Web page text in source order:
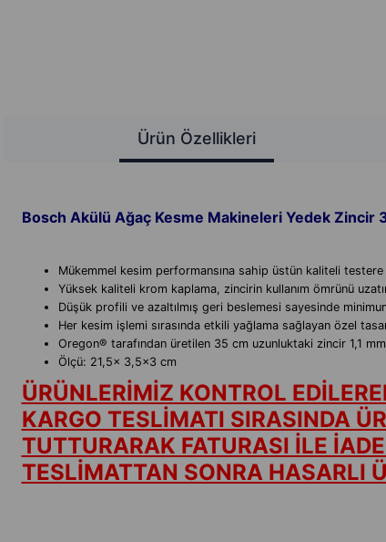
Ürün Özellikleri
Bosch Akülü Ağaç Kesme Makineleri Yedek Zincir
Mükemmel kesim performansına sahip üstün kaliteli testere
Yüksek kaliteli krom kaplama, zincirin kullanım ömrünü
Düşük profili ve azaltılmış geri beslemesi sayesinde
Her kesim işlemi sırasında etkili yağlama sağlayan özel
Oregon® tarafından üretilen 35 cm uzunluktaki zincir 1,1
Ölçü: 21,5x 3,5x3 cm
ÜRÜNLERİMİZ KONTROL
KARGO TESLİMATI SIRASINDA
TUTTURARAK FATURASI İLE
TESLİMATTAN SONRA HASARLI